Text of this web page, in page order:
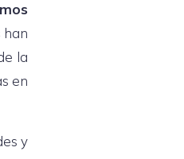
han
la
en
y